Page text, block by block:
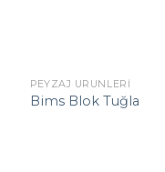
PEYZAJ ÜRÜNLERI
Bims Blok Tuğla